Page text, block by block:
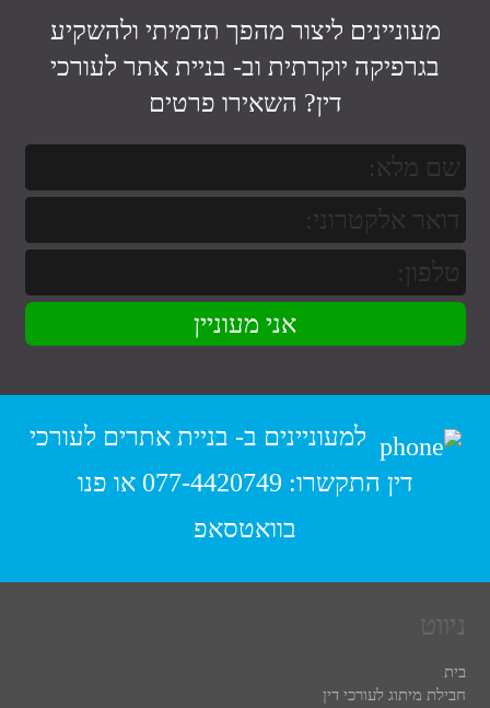
מעוניינים ליצור מהפך תדמיתי ולהשקיע
בגרפיקה יוקרתית וב- בניית אתר לעורכי
דין? השאירו פרטים
למעוניינים ב- בניית אתרים לעורכי
דין התקשרו: 077-4420749 או פנו
בוואטסאפ
ניווט
בית
חבילת מיתוג לעורכי דין